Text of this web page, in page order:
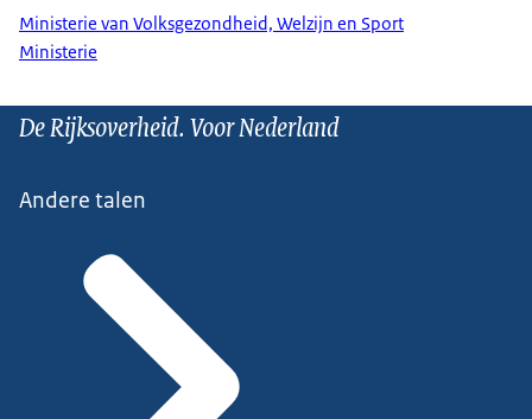
Ministerie van Volksgezondheid, Welzijn en Sport
Ministerie
De Rijksoverheid. Voor Nederland
Andere talen